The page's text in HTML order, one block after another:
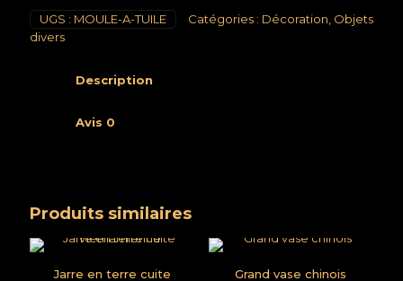
UGS : MOULE-A-TUILE Catégories : Décoration Objets
divers
Description
Avis 0
Produits similaires
Jarre en terre cuite
Grand vase chinois